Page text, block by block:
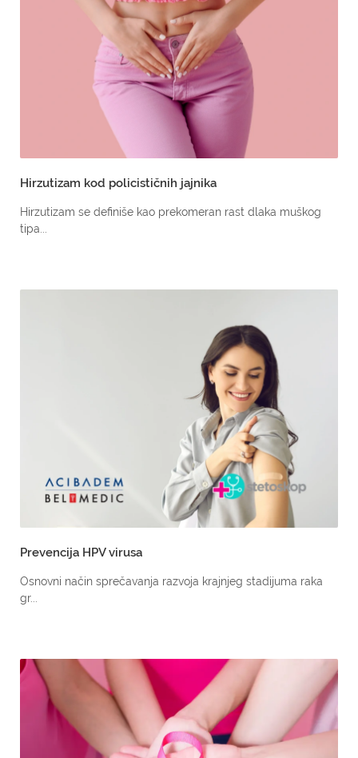
Hirzutizam kod policističnih jajnika
Hirzutizam se definiše kao prekomeran rast dlaka muškog
tipa...
Prevencija HPV virusa
Osnovni način sprečavanja razvoja krajnjeg stadijuma raka
gr...